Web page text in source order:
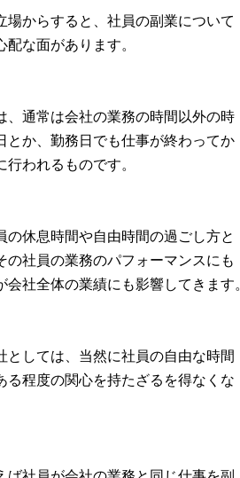
場からすると、社員の副業について
な面があります。
、通常は会社の業務の時間以外の時
とか、勤務日でも仕事が終わってか
われるものです。
の休息時間や自由時間の過ごし方と
の社員の業務のパフォーマンスにも
社全体の業績にも影響してきます。
としては、当然に社員の自由な時間
る程度の関心を持たざるを得なくな